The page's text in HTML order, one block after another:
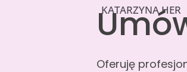
KATARZYNA HER
Oferuję